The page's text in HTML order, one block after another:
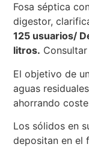
Fosa séptica
digestor,
125 usuarios/
litros.
El objetivo de
aguas
ahorrando
Los sólidos en
depositan en el